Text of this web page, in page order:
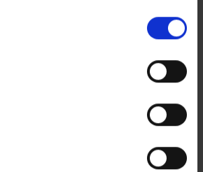
SUSCRIPCIÓN
CAPITALES DE
PROVINCIA 4
949,00 €